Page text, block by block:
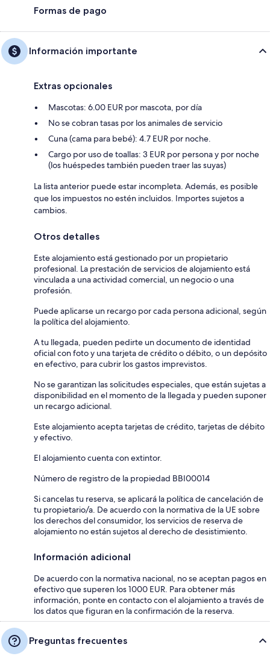
Formas de pago
Información importante
Extras opcionales
Mascotas: 6.00 EUR por mascota, por día
No se cobran tasas por los animales de servicio
Cuna (cama para bebé): 4.7 EUR por noche.
Cargo por uso de toallas: 3 EUR por persona y por noche
(los huéspedes también pueden traer las suyas)
La lista anterior puede estar incompleta. Además, es posible
que los impuestos no estén incluidos. Importes sujetos a
cambios.
Otros detalles
Este alojamiento está gestionado por un propietario
profesional. La prestación de servicios de alojamiento está
vinculada a una actividad comercial, un negocio o una
profesión.
Puede aplicarse un recargo por cada persona adicional, según
la política del alojamiento.
A tu llegada, pueden pedirte un documento de identidad
oficial con foto y una tarjeta de crédito o débito, o un depósito
en efectivo, para cubrir los gastos imprevistos.
No se garantizan las solicitudes especiales, que están sujetas a
disponibilidad en el momento de la llegada y pueden suponer
un recargo adicional.
Este alojamiento acepta tarjetas de crédito, tarjetas de débito
y efectivo.
El alojamiento cuenta con extintor.
Número de registro de la propiedad BBI00014
Si cancelas tu reserva, se aplicará la política de cancelación de
tu propietario/a. De acuerdo con la normativa de la UE sobre
los derechos del consumidor, los servicios de reserva de
alojamiento no están sujetos al derecho de desistimiento.
Información adicional
De acuerdo con la normativa nacional, no se aceptan pagos en
efectivo que superen los 1000 EUR. Para obtener más
información, ponte en contacto con el alojamiento a través de
los datos que figuran en la confirmación de la reserva.
Preguntas frecuentes